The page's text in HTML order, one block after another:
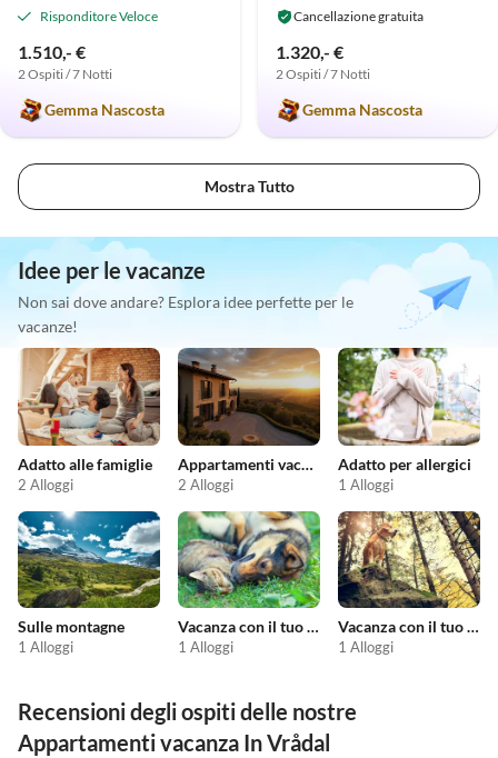
Risponditore Veloce
1.510,- €
2 Ospiti / 7 Notti
Gemma Nascosta
Cancellazione gratuita
1.320,- €
2 Ospiti / 7 Notti
Gemma Nascosta
Mostra Tutto
Idee per le vacanze
Non sai dove andare? Esplora idee perfette per le
vacanze!
Adatto alle famiglie
2 Alloggi
Appartamenti vacanze economici
2 Alloggi
Adatto per allergici
1 Alloggi
Sulle montagne
1 Alloggi
Vacanza con il tuo animale domestico
1 Alloggi
Vacanza con il tuo cane
1 Alloggi
Recensioni degli ospiti delle nostre
Appartamenti vacanza In Vrådal